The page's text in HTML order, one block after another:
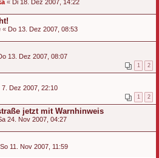
« Di 18. Dez 2007, 14:22
« Do 13. Dez 2007, 08:53
13. Dez 2007, 08:07
1 2
7. Dez 2007, 22:10
1 2
jetzt mit Warnhinweis
24. Nov 2007, 04:27
So 11. Nov 2007, 11:59